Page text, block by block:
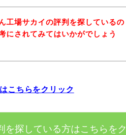
工場サカイの評判を探しているの
にされてみてはいかがでしょう
こちらをクリック
を探している方はこちらをク